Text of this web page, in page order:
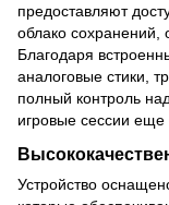
предоставляют
облако сохранений,
Благодаря
аналоговые стики,
полный контроль
игровые сессии
Устройство